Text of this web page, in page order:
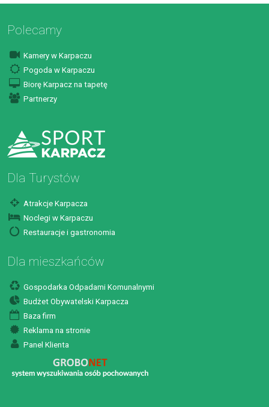
Polecamy
Kamery w Karpaczu
Pogoda w Karpaczu
Biorę Karpacz na tapetę
Partnerzy
Dla Turystów
Atrakcje Karpacza
Noclegi w Karpaczu
Restauracje i gastronomia
Dla mieszkańców
Gospodarka Odpadami Komunalnymi
Budżet Obywatelski Karpacza
Baza firm
Reklama na stronie
Panel Klienta